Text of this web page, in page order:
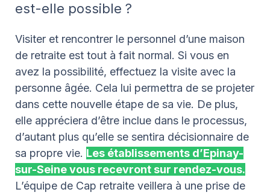
est-elle possible ?
Visiter et rencontrer le personnel d’une maison
de retraite est tout à fait normal. Si vous en
avez la possibilité, effectuez la visite avec la
personne âgée. Cela lui permettra de se projeter
dans cette nouvelle étape de sa vie. De plus,
elle appréciera d’être inclue dans le processus,
d’autant plus qu’elle se sentira décisionnaire de
sa propre vie. Les établissements d’Epinay-
sur-Seine vous recevront sur rendez-vous.
L’équipe de Cap retraite veillera à une prise de